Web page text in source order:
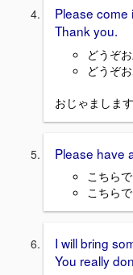
Please come
Thank you.
どうぞ
どうぞ
おじゃまします
Please have
こちら
こちら
I will bring
You really